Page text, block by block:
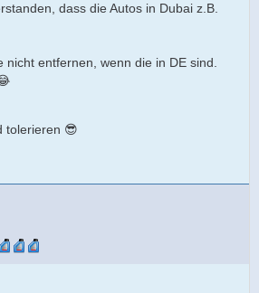
dass die Autos in Dubai z.B.
nicht entfernen, wenn die in DE sind.
tolerieren 😎